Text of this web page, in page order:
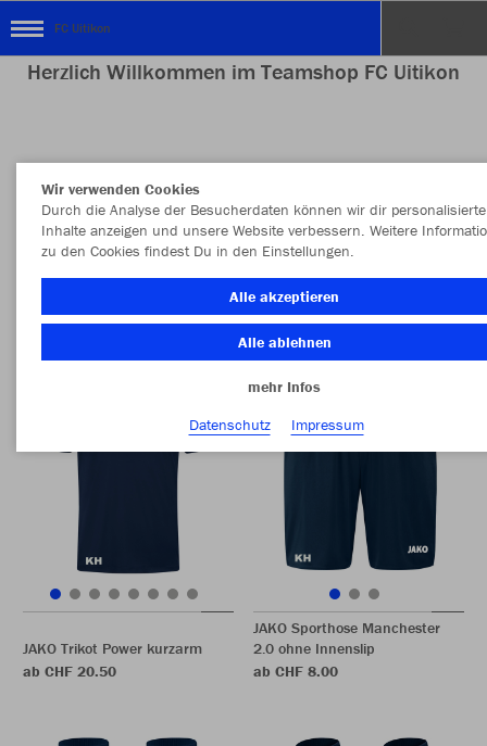
FC Uitikon
Herzlich Willkommen im Teamshop FC Uitikon
Style MEHR FILTER
JAKO Trikot Power kurzarm
ab CHF 20.50
JAKO Sporthose Manchester
2.0 ohne Innenslip
ab CHF 8.00
Wir verwenden Cookies
Durch die Analyse der Besucherdaten können wir dir personalisierte
Inhalte anzeigen und unsere Website verbessern. Weitere
zu den Cookies findest Du in den Einstellungen.
Alle akzeptieren
Alle ablehnen
mehr Infos
Datenschutz
Impressum